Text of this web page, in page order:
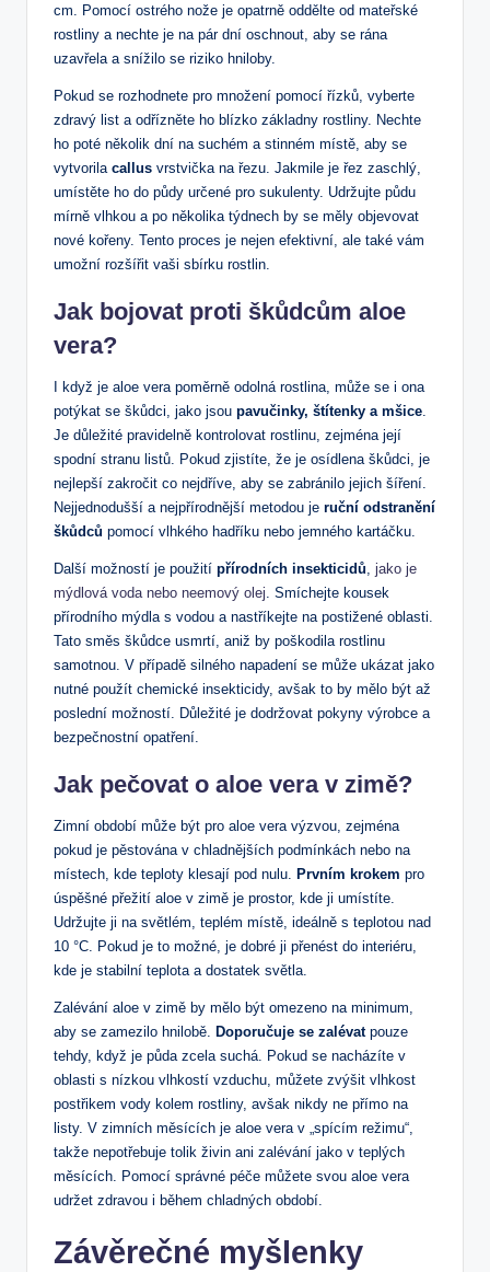
cm. Pomocí ostrého nože je opatrně oddělte od mateřské
rostliny a nechte je na pár dní oschnout, aby se rána
uzavřela a snížilo se riziko hniloby.
Pokud se rozhodnete pro množení pomocí řízků, vyberte
zdravý list a odřízněte ho blízko základny rostliny. Nechte
ho poté několik dní na suchém a stinném místě, aby se
vytvorila callus vrstvička na řezu. Jakmile je řez zaschlý,
umístěte ho do půdy určené pro sukulenty. Udržujte půdu
mírně vlhkou a po několika týdnech by se měly objevovat
nové kořeny. Tento proces je nejen efektivní, ale také vám
umožní rozšířit vaši sbírku rostlin.
Jak bojovat proti škůdcům aloe
vera?
I když je aloe vera poměrně odolná rostlina, může se i ona
potýkat se škůdci, jako jsou pavučinky, štítenky a mšice.
Je důležité pravidelně kontrolovat rostlinu, zejména její
spodní stranu listů. Pokud zjistíte, že je osídlena škůdci, je
nejlepší zakročit co nejdříve, aby se zabránilo jejich šíření.
Nejjednodušší a nejpřírodnější metodou je ruční odstranění
škůdců pomocí vlhkého hadříku nebo jemného kartáčku.
Další možností je použití přírodních insekticidů, jako je
mýdlová voda nebo neemový olej. Smíchejte kousek
přírodního mýdla s vodou a nastříkejte na postižené oblasti.
Tato směs škůdce usmrtí, aniž by poškodila rostlinu
samotnou. V případě silného napadení se může ukázat jako
nutné použít chemické insekticidy, avšak to by mělo být až
poslední možností. Důležité je dodržovat pokyny výrobce a
bezpečnostní opatření.
Jak pečovat o aloe vera v zimě?
Zimní období může být pro aloe vera výzvou, zejména
pokud je pěstována v chladnějších podmínkách nebo na
místech, kde teploty klesají pod nulu. Prvním krokem pro
úspěšné přežití aloe v zimě je prostor, kde ji umístíte.
Udržujte ji na světlém, teplém místě, ideálně s teplotou nad
10 °C. Pokud je to možné, je dobré ji přenést do interiéru,
kde je stabilní teplota a dostatek světla.
Zalévání aloe v zimě by mělo být omezeno na minimum,
aby se zamezilo hnilobě. Doporučuje se zalévatpouze
tehdy, když je půda zcela suchá. Pokud se nacházíte v
oblasti s nízkou vlhkostí vzduchu, můžete zvýšit vlhkost
postřikem vody kolem rostliny, avšak nikdy ne přímo na
listy. V zimních měsících je aloe vera v „spícím režimu“,
takže nepotřebuje tolik živin ani zalévání jako v teplých
měsících. Pomocí správné péče můžete svou aloe vera
udržet zdravou i během chladných období.
Závěrečné myšlenky